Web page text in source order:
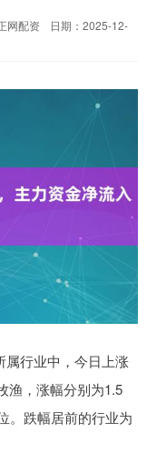
网配资
日期：2025-12-
属行业中，今日上涨
渔，涨幅分别为1.5
。跌幅居前的行业为